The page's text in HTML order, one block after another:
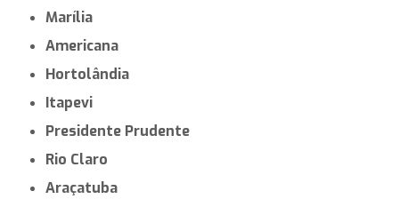
Marília
Americana
Hortolândia
Itapevi
Presidente Prudente
Rio Claro
Araçatuba